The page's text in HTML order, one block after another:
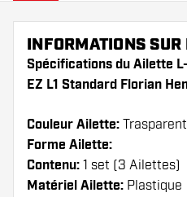
INFORMATIONS SUR
Spécifications du Ailette
EZ L1 Standard Florian
Couleur Ailette: Trasparent
Forme Ailette:
Contenu: 1 set (3 Ailettes)
Matériel Ailette: Plastique